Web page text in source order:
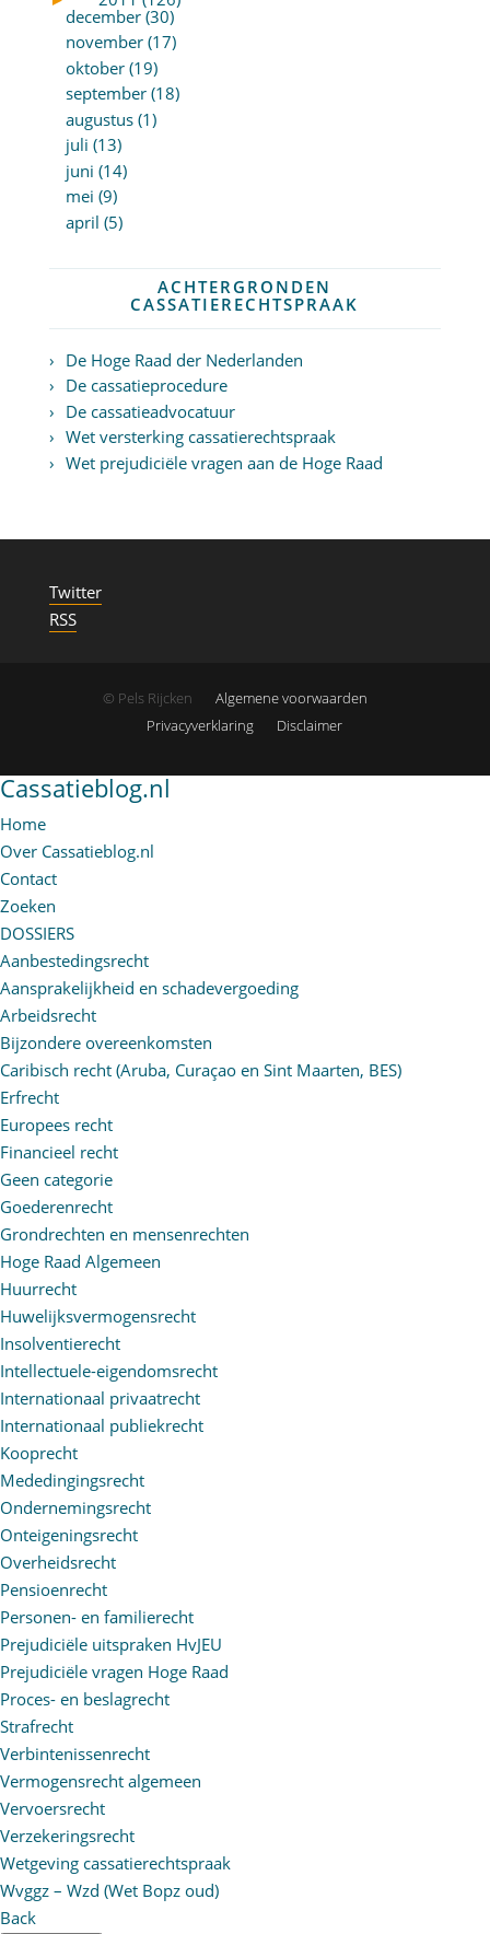
december (30)
november (17)
oktober (19)
september (18)
augustus (1)
juli (13)
juni (14)
mei (9)
april (5)
ACHTERGRONDEN
CASSATIERECHTSPRAAK
De Hoge Raad der Nederlanden
De cassatieprocedure
De cassatieadvocatuur
Wet versterking cassatierechtspraak
Wet prejudiciële vragen aan de Hoge Raad
Twitter
RSS
© Pels Rijcken
Algemene voorwaarden
Privacyverklaring
Disclaimer
Cassatieblog.nl
Home
Over Cassatieblog.nl
Contact
Zoeken
DOSSIERS
Aanbestedingsrecht
Aansprakelijkheid en schadevergoeding
Arbeidsrecht
Bijzondere overeenkomsten
Caribisch recht (Aruba, Curaçao en Sint Maarten, BES)
Erfrecht
Europees recht
Financieel recht
Geen categorie
Goederenrecht
Grondrechten en mensenrechten
Hoge Raad Algemeen
Huurrecht
Huwelijksvermogensrecht
Insolventierecht
Intellectuele-eigendomsrecht
Internationaal privaatrecht
Internationaal publiekrecht
Kooprecht
Mededingingsrecht
Ondernemingsrecht
Onteigeningsrecht
Overheidsrecht
Pensioenrecht
Personen- en familierecht
Prejudiciële uitspraken HvJEU
Prejudiciële vragen Hoge Raad
Proces- en beslagrecht
Strafrecht
Verbintenissenrecht
Vermogensrecht algemeen
Vervoersrecht
Verzekeringsrecht
Wetgeving cassatierechtspraak
Wvggz – Wzd (Wet Bopz oud)
Back